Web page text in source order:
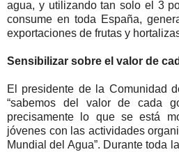
agua, y utilizando tan solo el 3
consume en toda España,
exportaciones de frutas y
Sensibilizar sobre el valor de
El presidente de la Comunidad
“sabemos del valor de cada
precisamente lo que se está
jóvenes con las actividades
Mundial del Agua”. Durante toda